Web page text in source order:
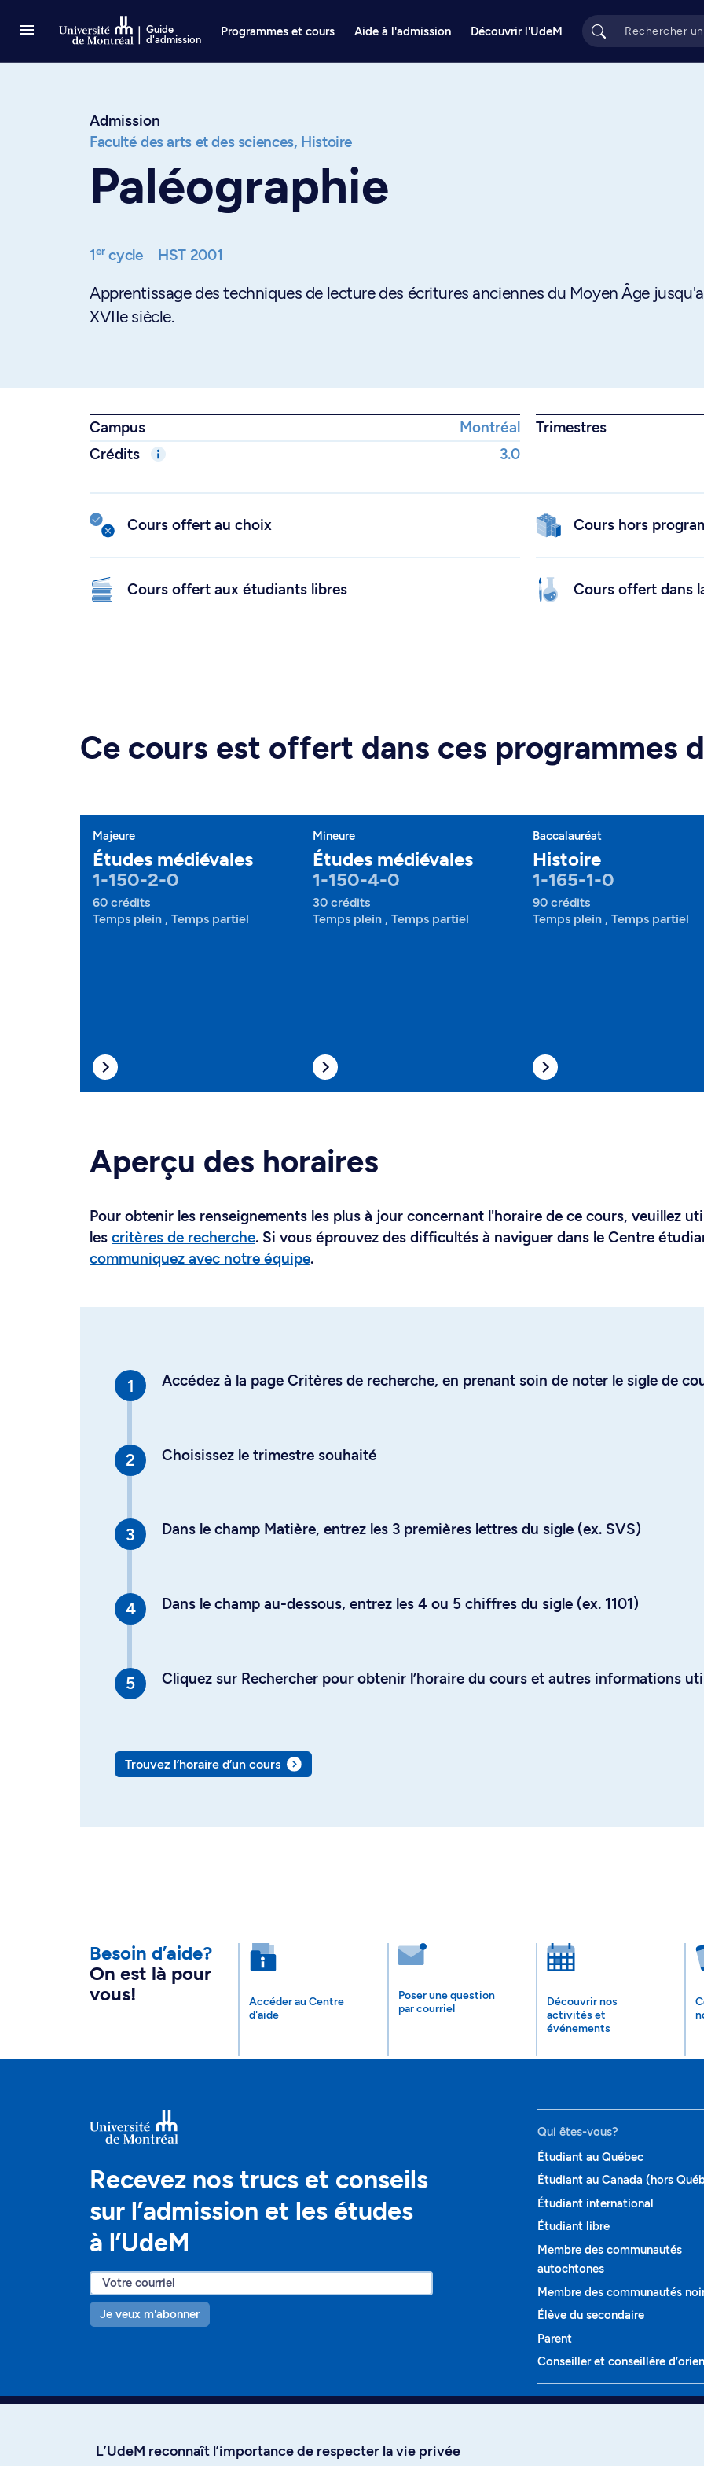
Guide
d'admission
Programmes et cours Aide à l'admission Découvrir l'UdeM
Admission
Faculté des arts et des sciences, Histoire
Paléographie
1ercycle HST 2001
Apprentissage des techniques de lecture des écritures anciennes du Moyen Âge
XVIIe siècle.
Campus Montréal
Trimestres
Crédits
3.0
Cours offert au choix Cours hors
Cours offert aux étudiants libres Cours offert dans
Ce cours est offert dans ces programmes
Majeure
Études médiévales
1-150-2-0
60 crédits
Temps plein , Temps partiel
Mineure
Études médiévales
1-150-4-0
30 crédits
Temps plein , Temps partiel
Baccalauréat
Histoire
1-165-1-0
90 crédits
Temps plein , Temps partiel
Aperçu des horaires
Pour obtenir les renseignements les plus à jour concernant l'horaire de ce cours, veuillez
les critères de recherche. Si vous éprouvez des difficultés à naviguer dans le Centre
communiquez avec notre équipe.
Accédez à la page Critères de recherche, en prenant soin de noter le sigle de
Choisissez le trimestre souhaité
Dans le champ Matière, entrez les 3 premières lettres du sigle (ex. SVS)
Dans le champ au-dessous, entrez les 4 ou 5 chiffres du sigle (ex. 1101)
Cliquez sur Rechercher pour obtenir l’horaire du cours et autres informations
Trouvez l’horaire d’un cours
Besoin d’aide?
On est là pour
vous!
Accéder au Centre
d'aide
Poser une question
par courriel
Découvrir nos
activités et
événements
Recevez nos trucs et conseils
sur l’admission et les études
à l’UdeM
Je veux m'abonner
Qui êtes-vous?
Étudiant au Québec
Étudiant au Canada (hors
Étudiant international
Étudiant libre
Membre des communautés
autochtones
Membre des communautés
Élève du secondaire
Parent
Conseiller et conseillère
Programmes et cours
L’UdeM reconnaît l’importance de respecter la vie privée